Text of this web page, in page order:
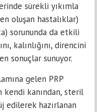
sürekli yıkımla
oluşan hastalıklar)
sorununda da etkili
kalınlığını, direncini
sonuçlar sunuyor.
gelen PRP
kanından, steril
edilerek hazırlanan